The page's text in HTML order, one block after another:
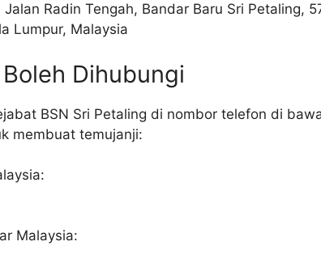
Radin Tengah, Bandar Baru Sri Petaling,
Lumpur, Malaysia
Dihubungi
BSN Sri Petaling di nombor telefon di
membuat temujanji:
Malaysia: